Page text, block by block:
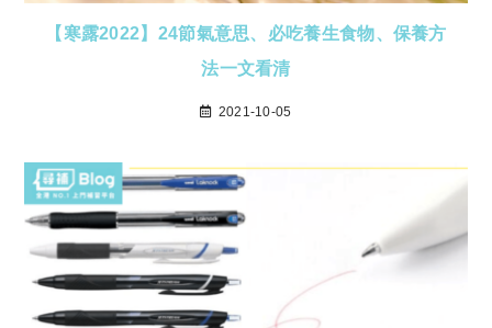
【寒露2022】24節氣意思、必吃養生食物、保養方
法一文看清
2021-10-05